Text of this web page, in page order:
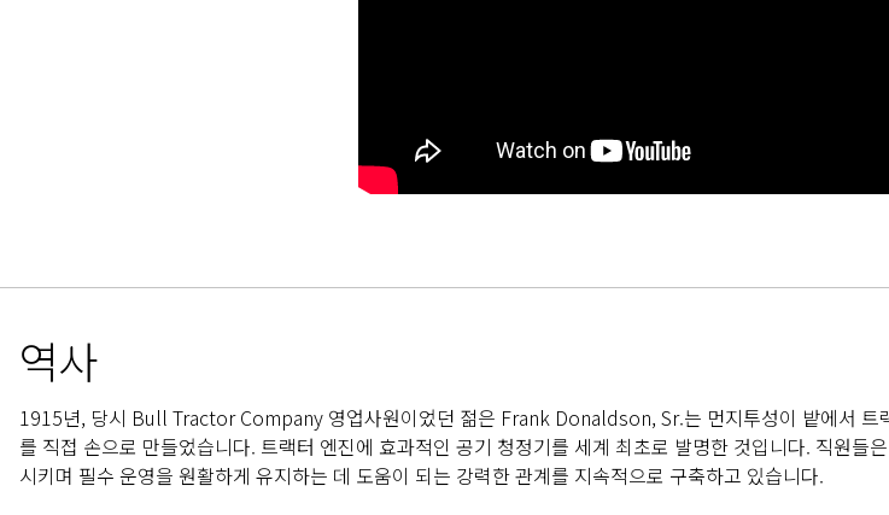
역사
1915년, 당시 Bull Tractor Company 영업사원이었던 젊은 Frank Donaldson, Sr.는 먼지투성이 밭에서 트
를 직접 손으로 만들었습니다. 트랙터 엔진에 효과적인 공기 청정기를 세계 최초로 발명한 것입니다. 직원
시키며 필수 운영을 원활하게 유지하는 데 도움이 되는 강력한 관계를 지속적으로 구축하고 있습니다.